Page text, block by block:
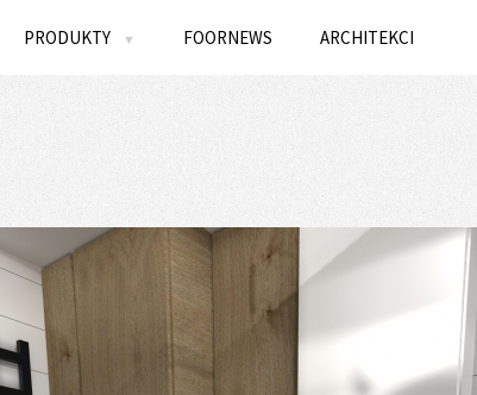
PRODUKTY ▼ FOORNEWS ARCHITEKCI